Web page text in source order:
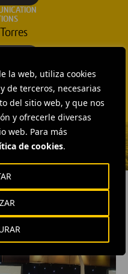
la web, utiliza cookies
de terceros, necesarias
del sitio web, y que nos
y ofrecerle diversas
web. Para más
de cookies.
De